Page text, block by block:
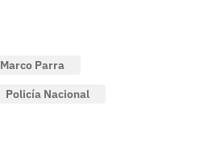
Marco Parra
Policía Nacional